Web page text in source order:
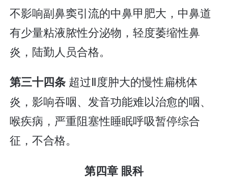
不影响副鼻窦引流的中鼻甲肥大，中鼻道
有少量粘液脓性分泌物，轻度萎缩性鼻
炎，陆勤人员合格。
第三十四条 超过Ⅱ度肿大的慢性扁桃体
炎，影响吞咽、发音功能难以治愈的咽、
喉疾病，严重阻塞性睡眠呼吸暂停综合
征，不合格。
第四章 眼科